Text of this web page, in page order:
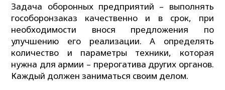
Задача оборонных предприятий – выполнять
гособоронзаказ качественно и в срок, при
необходимости внося предложения по
улучшению его реализации. А определять
количество и параметры техники, которая
нужна для армии – прерогатива других органов.
Каждый должен заниматься своим делом.